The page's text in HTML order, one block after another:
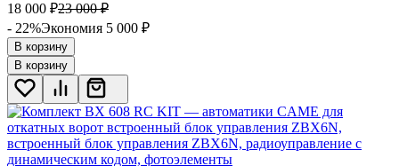
18 000 ₽23 000₽
- 22%Экономия 5 000 ₽
В корзину
В корзину